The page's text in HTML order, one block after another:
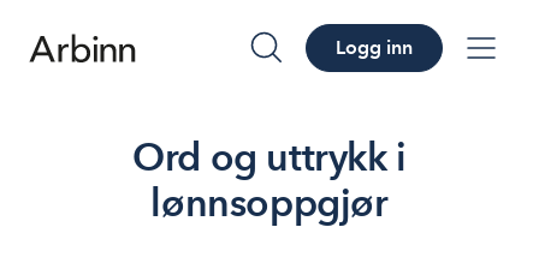
søk Logg inn
Ord og uttrykk i
lønnsoppgjør